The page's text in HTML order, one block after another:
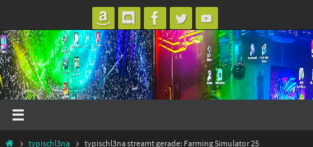
Inhalt
springen
Starttypischl3na typischl3na streamt gerade: Farming Simulator 25